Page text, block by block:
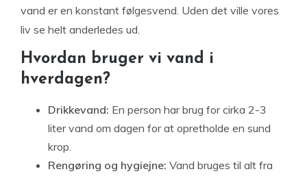
vand er en konstant følgesvend. Uden det ville vores
liv se helt anderledes ud.
Hvordan bruger vi vand i
hverdagen?
Drikkevand: En person har brug for cirka 2-3
liter vand om dagen for at opretholde en sund
krop.
Rengøring og hygiejne: Vand bruges til alt fra